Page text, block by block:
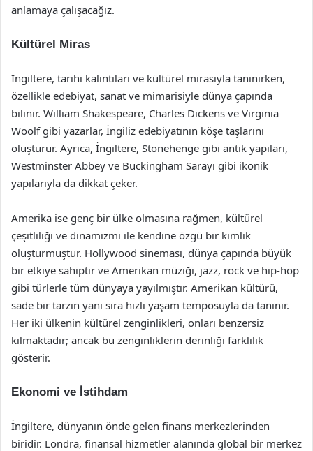
anlamaya çalışacağız.
Kültürel Miras
İngiltere, tarihi kalıntıları ve kültürel mirasıyla tanınırken,
özellikle edebiyat, sanat ve mimarisiyle dünya çapında
bilinir. William Shakespeare, Charles Dickens ve Virginia
Woolf gibi yazarlar, İngiliz edebiyatının köşe taşlarını
oluşturur. Ayrıca, İngiltere, Stonehenge gibi antik yapıları,
Westminster Abbey ve Buckingham Sarayı gibi ikonik
yapılarıyla da dikkat çeker.
Amerika ise genç bir ülke olmasına rağmen, kültürel
çeşitliliği ve dinamizmi ile kendine özgü bir kimlik
oluşturmuştur. Hollywood sineması, dünya çapında büyük
bir etkiye sahiptir ve Amerikan müziği, jazz, rock ve hip-hop
gibi türlerle tüm dünyaya yayılmıştır. Amerikan kültürü,
sade bir tarzın yanı sıra hızlı yaşam temposuyla da tanınır.
Her iki ülkenin kültürel zenginlikleri, onları benzersiz
kılmaktadır; ancak bu zenginliklerin derinliği farklılık
gösterir.
Ekonomi ve İstihdam
İngiltere, dünyanın önde gelen finans merkezlerinden
biridir. Londra, finansal hizmetler alanında global bir merkez